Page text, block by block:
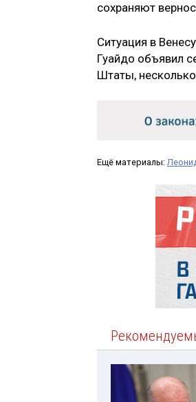
сохраняют
Ситуация в
Гуайдо объявил
Штаты,
Ещё материалы: